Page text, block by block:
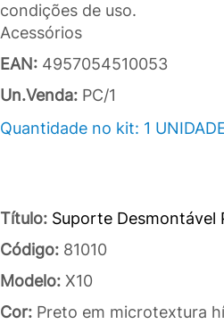
condições de uso.
Acessórios
EAN: 4957054510053
Un.Venda: PC/1
Quantidade no kit: 1
Título: Suporte Desmontável
Código: 81010
Modelo:X10
Cor: Preto em microtextura